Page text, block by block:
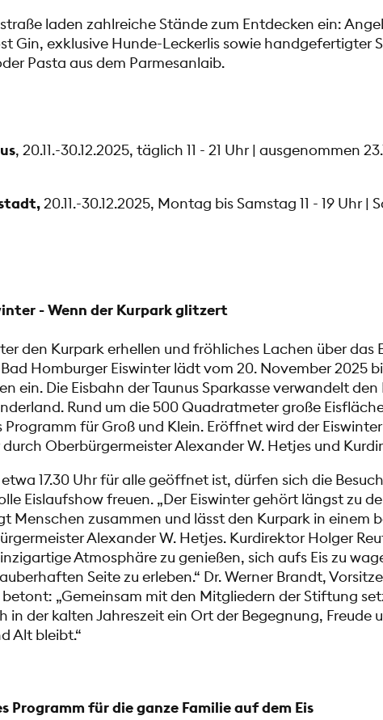
laden zahlreiche Stände zum Entdecken ein:
Gin, exklusive Hunde-Leckerlis sowie handgefertigter
Pasta aus dem Parmesanlaib.
, 20.11.-30.12.2025, täglich 11 - 21 Uhr | ausgenommen
20.11.-30.12.2025, Montag bis Samstag 11 - 19 Uhr |
- Wenn der Kurpark glitzert
den Kurpark erhellen und fröhliches Lachen über das
Homburger Eiswinter lädt vom 20. November 2025
ein. Die Eisbahn der Taunus Sparkasse verwandelt
Rund um die 500 Quadratmeter große
für Groß und Klein. Eröffnet wird der
durch Oberbürgermeister Alexander W. Hetjes und
17.30 Uhr für alle geöffnet ist, dürfen sich die
Eislaufshow freuen. „Der Eiswinter gehört längst zu
Menschen zusammen und lässt den Kurpark in einem
Alexander W. Hetjes. Kurdirektor Holger
Atmosphäre zu genießen, sich aufs Eis zu
Seite zu erleben.“ Dr. Werner Brandt,
„Gemeinsam mit den Mitgliedern der Stiftung
in der kalten Jahreszeit ein Ort der Begegnung, Freude
Alt bleibt.“
Programm für die ganze Familie auf dem Eis